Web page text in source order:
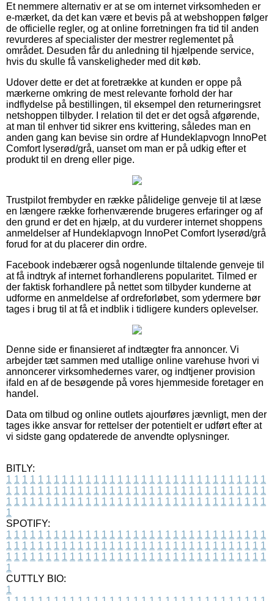
Et nemmere alternativ er at se om internet virksomheden er
e-mærket, da det kan være et bevis på at webshoppen følger
de officielle regler, og at online forretningen fra tid til anden
revurderes af specialister der mestrer reglementet på
området. Desuden får du anledning til hjælpende service,
hvis du skulle få vanskeligheder med dit køb.
Udover dette er det at foretrække at kunden er oppe på
mærkerne omkring de mest relevante forhold der har
indflydelse på bestillingen, til eksempel den returneringsret
netshoppen tilbyder. I relation til det er det også afgørende,
at man til enhver tid sikrer ens kvittering, således man en
anden gang kan bevise sin ordre af Hundeklapvogn InnoPet
Comfort lyserød/grå, uanset om man er på udkig efter et
produkt til en dreng eller pige.
Trustpilot frembyder en række pålidelige genveje til at læse
en længere række forhenværende brugeres erfaringer og af
den grund er det en hjælp, at du vurderer internet shoppens
anmeldelser af Hundeklapvogn InnoPet Comfort lyserød/grå
forud for at du placerer din ordre.
Facebook indebærer også nogenlunde tiltalende genveje til
at få indtryk af internet forhandlerens popularitet. Tilmed er
der faktisk forhandlere på nettet som tilbyder kunderne at
udforme en anmeldelse af ordreforløbet, som ydermere bør
tages i brug til at få et indblik i tidligere kunders oplevelser.
Denne side er finansieret af indtægter fra annoncer. Vi
arbejder tæt sammen med utallige online varehuse hvori vi
annoncerer virksomhedernes varer, og indtjener provision
ifald en af de besøgende på vores hjemmeside foretager en
handel.
Data om tilbud og online outlets ajourføres jævnligt, men der
tages ikke ansvar for rettelser der potentielt er udført efter at
vi sidste gang opdaterede de anvendte oplysninger.
BITLY:
1 1 1 1 1 1 1 1 1 1 1 1 1 1 1 1 1 1 1 1 1 1 1 1 1 1 1 1 1 1 1 1 1
1 1 1 1 1 1 1 1 1 1 1 1 1 1 1 1 1 1 1 1 1 1 1 1 1 1 1 1 1 1 1 1 1
1 1 1 1 1 1 1 1 1 1 1 1 1 1 1 1 1 1 1 1 1 1 1 1 1 1 1 1 1 1 1 1 1
1
SPOTIFY:
1 1 1 1 1 1 1 1 1 1 1 1 1 1 1 1 1 1 1 1 1 1 1 1 1 1 1 1 1 1 1 1 1
1 1 1 1 1 1 1 1 1 1 1 1 1 1 1 1 1 1 1 1 1 1 1 1 1 1 1 1 1 1 1 1 1
1 1 1 1 1 1 1 1 1 1 1 1 1 1 1 1 1 1 1 1 1 1 1 1 1 1 1 1 1 1 1 1 1
1
CUTTLY BIO:
1